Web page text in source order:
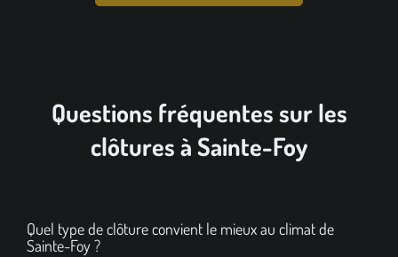
Questions fréquentes sur les
clôtures à Sainte-Foy
Quel type de clôture convient le mieux au climat de
Sainte-Foy ?